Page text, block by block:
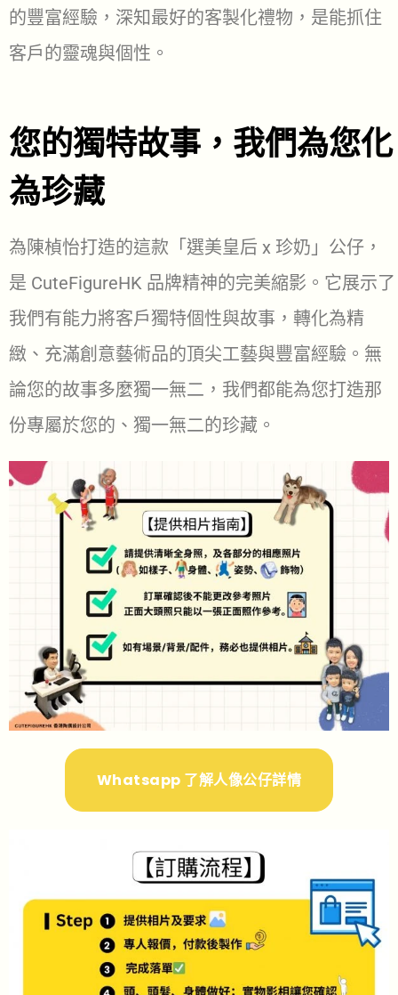
的豐富經驗，深知最好的客製化禮物，是能抓住
客戶的靈魂與個性。
您的獨特故事，我們為您化
為珍藏
為陳楨怡打造的這款「選美皇后 x 珍奶」公仔，
是 CuteFigureHK 品牌精神的完美縮影。它展示了
我們有能力將客戶獨特個性與故事，轉化為精
緻、充滿創意藝術品的頂尖工藝與豐富經驗。無
論您的故事多麼獨一無二，我們都能為您打造那
份專屬於您的、獨一無二的珍藏。
Whatsapp 了解人像公仔詳情